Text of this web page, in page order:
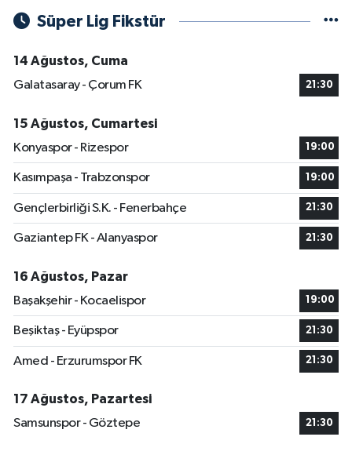
Süper Lig Fikstür
14 Ağustos, Cuma
Galatasaray - Çorum FK
21:30
15 Ağustos, Cumartesi
Konyaspor - Rizespor
19:00
Kasımpaşa - Trabzonspor 19:00
Gençlerbirliği S.K. - Fenerbahçe 21:30
Gaziantep FK - Alanyaspor 21:30
16 Ağustos, Pazar
Başakşehir - Kocaelispor
19:00
Beşiktaş - Eyüpspor 21:30
Amed - Erzurumspor FK 21:30
17 Ağustos, Pazartesi
Samsunspor - Göztepe
21:30